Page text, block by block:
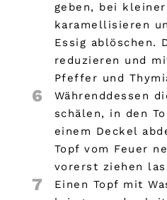
geben, bei
karamellisieren
Essig ablöschen.
reduzieren und
Pfeffer und
6
Währenddessen
schälen, in den
einem Deckel
Topf vom Feuer
vorerst ziehen
7
Einen Topf mit